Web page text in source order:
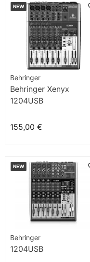
NEW
Behringer
Behringer Xenyx
1204USB
155,00 €
NEW
Behringer
1204USB